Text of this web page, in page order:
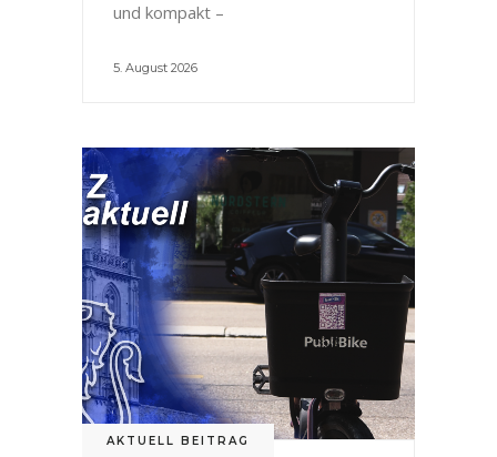
und kompakt –
5. August 2026
AKTUELL BEITRAG